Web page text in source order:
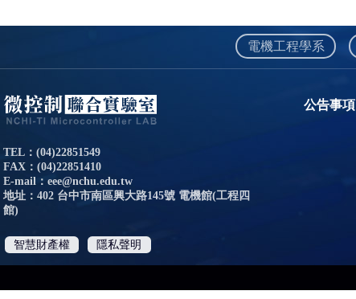
電機工程學系
TEL：(04)22851549
FAX：(04)22851410
E-mail：eee@nchu.edu.tw
地址：402 台中市南區興大路145號 電機館(工程四
館)
智慧財產權 隱私聲明
公告事項